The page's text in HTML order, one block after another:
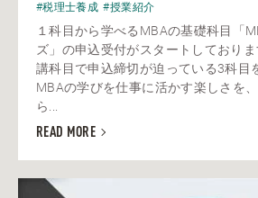
#税理士養成 #授業紹介
１科目から学べるMBAの基礎科目「
ズ」の申込受付がスタートしており
講科目で申込締切が迫っている3科目
MBAの学びを仕事に活かす楽しさを
ら...
READ MORE